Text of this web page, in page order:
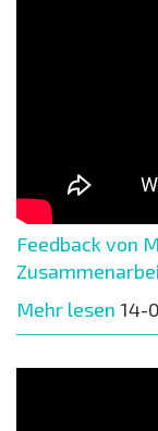
Feedback von
Mehr lesen 14-